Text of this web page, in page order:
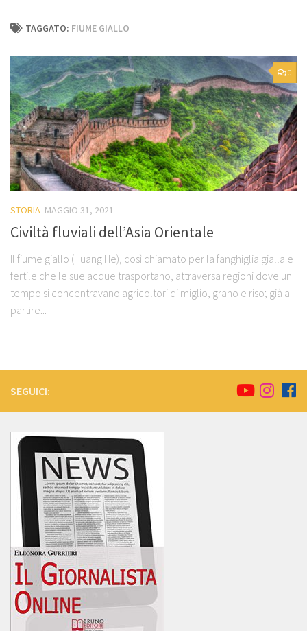
TAGGATO: FIUME GIALLO
0
STORIA MAGGIO 31, 2021
Civiltà fluviali dell’Asia Orientale
Il fiume giallo (Huang He), così chiamato per la fanghiglia gialla e
fertile che le sue acque trasportano, attraversa regioni dove un
tempo si concentravano agricoltori di miglio, grano e riso; già a
partire...
SEGUICI: